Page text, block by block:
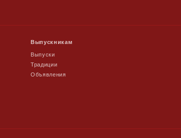
Выпускникам
Выпуски
Традиции
Объявления